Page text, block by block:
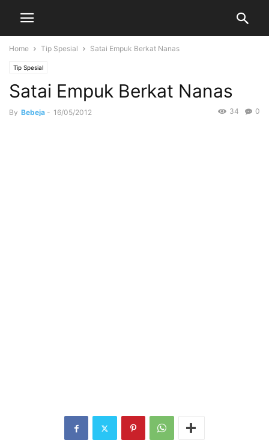
Home Tip Spesial Satai Empuk Berkat Nanas
Tip Spesial
Satai Empuk Berkat Nanas
By Bebeja - 16/05/2012 0
34